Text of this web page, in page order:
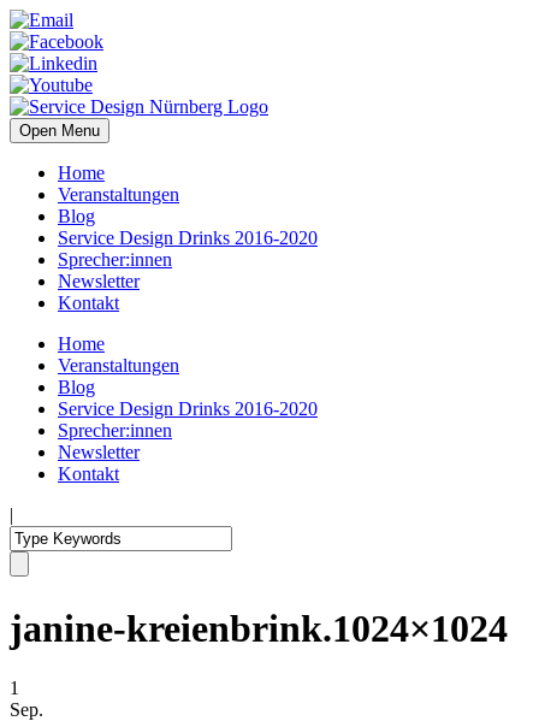
Open Menu
Home
Veranstaltungen
Blog
Service Design Drinks 2016-2020
Sprecher:innen
Newsletter
Kontakt
Home
Veranstaltungen
Blog
Service Design Drinks 2016-2020
Sprecher:innen
Newsletter
Kontakt
|
janine-kreienbrink.1024×1024
1
Sep.